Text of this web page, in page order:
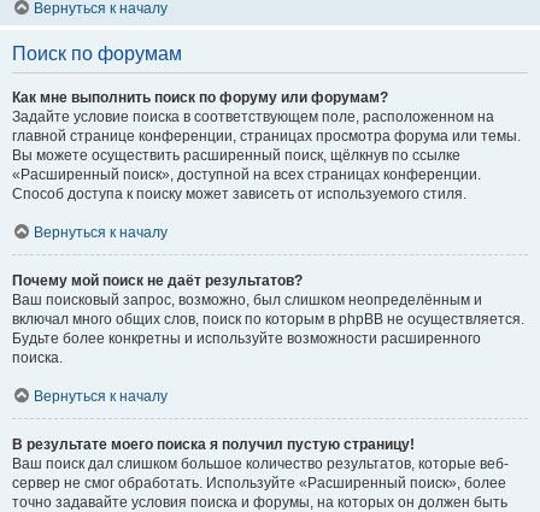
Вернуться к началу
Поиск по форумам
Как мне выполнить поиск по форуму или форумам?
Задайте условие поиска в соответствующем поле, расположенном на
главной странице конференции, страницах просмотра форума или темы.
Вы можете осуществить расширенный поиск, щёлкнув по ссылке
«Расширенный поиск», доступной на всех страницах конференции.
Способ доступа к поиску может зависеть от используемого стиля.
Вернуться к началу
Почему мой поиск не даёт результатов?
Ваш поисковый запрос, возможно, был слишком неопределённым и
включал много общих слов, поиск по которым в phpBB не осуществляется.
Будьте более конкретны и используйте возможности расширенного
поиска.
Вернуться к началу
В результате моего поиска я получил пустую страницу!
Ваш поиск дал слишком большое количество результатов, которые веб-
сервер не смог обработать. Используйте «Расширенный поиск», более
точно задавайте условия поиска и форумы, на которых он должен быть